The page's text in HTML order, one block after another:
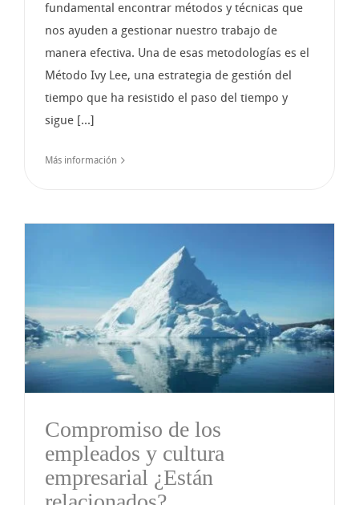
fundamental encontrar métodos y técnicas que
nos ayuden a gestionar nuestro trabajo de
manera efectiva. Una de esas metodologías es el
Método Ivy Lee, una estrategia de gestión del
tiempo que ha resistido el paso del tiempo y
sigue [...]
Más información
Compromiso de los
empleados y cultura
empresarial ¿Están